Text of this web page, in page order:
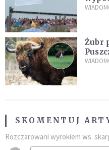
Żubr
daje
SKOMENTUJ
Rozczarowani wyrokiem ws.